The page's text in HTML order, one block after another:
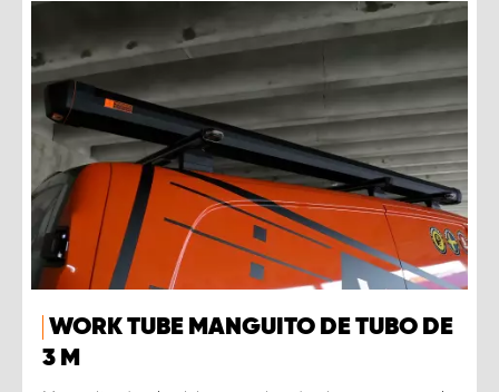
WORK TUBE MANGUITO DE TUBO DE
3 M